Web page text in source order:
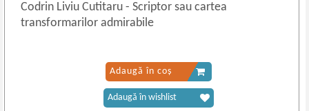
Codrin Liviu Cutitaru- Scriptor sau cartea
transformarilor admirabile
Adaugă în coș
Adaugă în wishlist